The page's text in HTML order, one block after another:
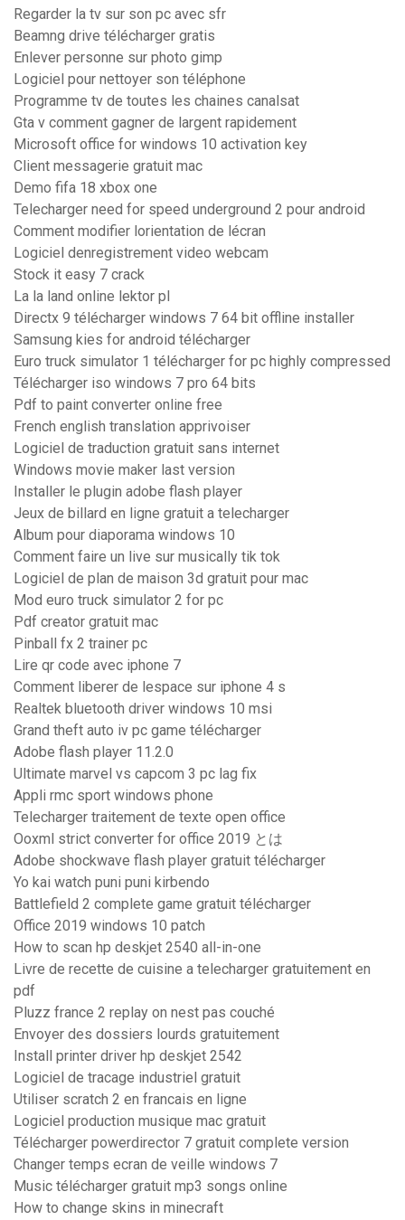
Regarder la tv sur son pc avec sfr
Beamng drive télécharger gratis
Enlever personne sur photo gimp
Logiciel pour nettoyer son téléphone
Programme tv de toutes les chaines canalsat
Gta v comment gagner de largent rapidement
Microsoft office for windows 10 activation key
Client messagerie gratuit mac
Demo fifa 18 xbox one
Telecharger need for speed underground 2 pour android
Comment modifier lorientation de lécran
Logiciel denregistrement video webcam
Stock it easy 7 crack
La la land online lektor pl
Directx 9 télécharger windows 7 64 bit offline installer
Samsung kies for android télécharger
Euro truck simulator 1 télécharger for pc highly compressed
Télécharger iso windows 7 pro 64 bits
Pdf to paint converter online free
French english translation apprivoiser
Logiciel de traduction gratuit sans internet
Windows movie maker last version
Installer le plugin adobe flash player
Jeux de billard en ligne gratuit a telecharger
Album pour diaporama windows 10
Comment faire un live sur musically tik tok
Logiciel de plan de maison 3d gratuit pour mac
Mod euro truck simulator 2 for pc
Pdf creator gratuit mac
Pinball fx 2 trainer pc
Lire qr code avec iphone 7
Comment liberer de lespace sur iphone 4 s
Realtek bluetooth driver windows 10 msi
Grand theft auto iv pc game télécharger
Adobe flash player 11.2.0
Ultimate marvel vs capcom 3 pc lag fix
Appli rmc sport windows phone
Telecharger traitement de texte open office
Ooxml strict converter for office 2019 とは
Adobe shockwave flash player gratuit télécharger
Yo kai watch puni puni kirbendo
Battlefield 2 complete game gratuit télécharger
Office 2019 windows 10 patch
How to scan hp deskjet 2540 all-in-one
Livre de recette de cuisine a telecharger gratuitement en
pdf
Pluzz france 2 replay on nest pas couché
Envoyer des dossiers lourds gratuitement
Install printer driver hp deskjet 2542
Logiciel de tracage industriel gratuit
Utiliser scratch 2 en francais en ligne
Logiciel production musique mac gratuit
Télécharger powerdirector 7 gratuit complete version
Changer temps ecran de veille windows 7
Music télécharger gratuit mp3 songs online
How to change skins in minecraft